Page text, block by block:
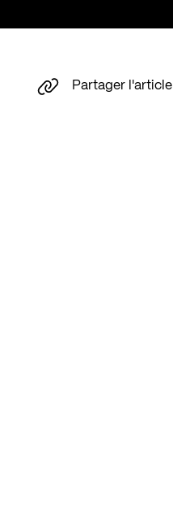
Partager l'article